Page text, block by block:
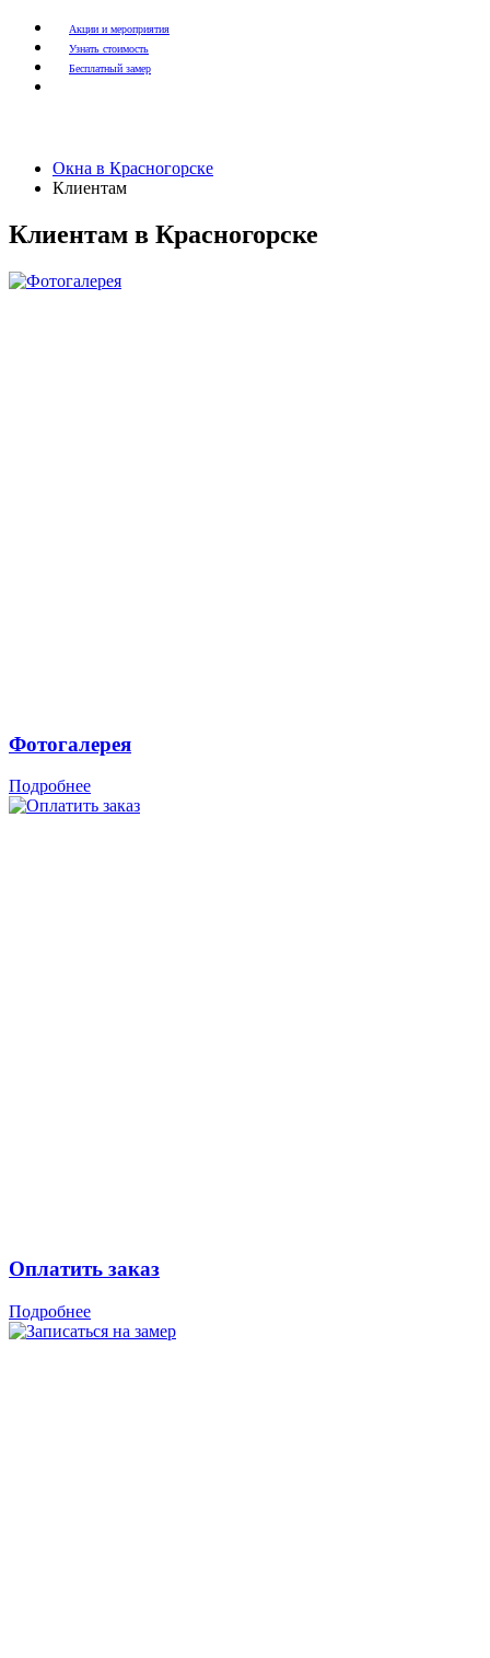
Акции и мероприятия
Узнать стоимость
Бесплатный замер
Окна в Красногорске
Клиентам
Клиентам в Красногорске
Фотогалерея
Подробнее
Оплатить заказ
Подробнее